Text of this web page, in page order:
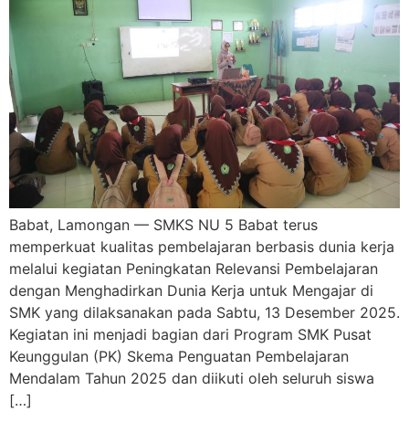
Babat, Lamongan — SMKS NU 5 Babat terus
memperkuat kualitas pembelajaran berbasis dunia kerja
melalui kegiatan Peningkatan Relevansi Pembelajaran
dengan Menghadirkan Dunia Kerja untuk Mengajar di
SMK yang dilaksanakan pada Sabtu, 13 Desember 2025.
Kegiatan ini menjadi bagian dari Program SMK Pusat
Keunggulan (PK) Skema Penguatan Pembelajaran
Mendalam Tahun 2025 dan diikuti oleh seluruh siswa
[…]